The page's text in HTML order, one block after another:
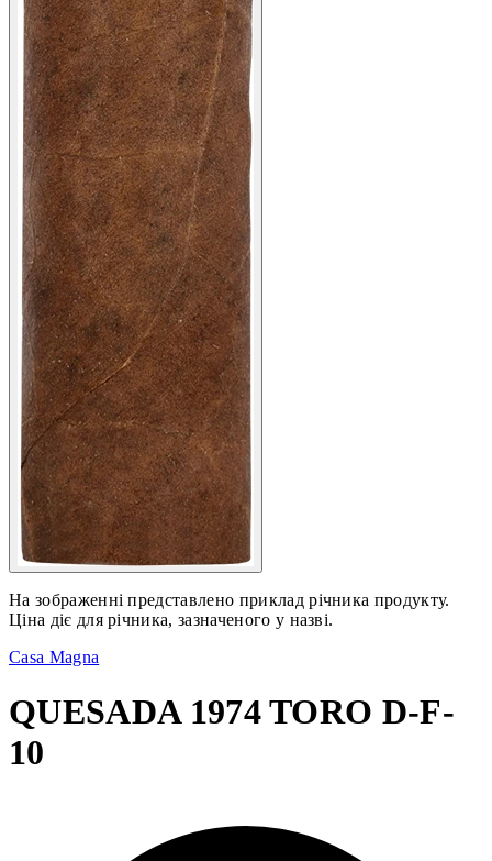
На зображенні представлено приклад річника продукту.
Ціна діє для річника, зазначеного у назві.
Casa Magna
QUESADA 1974 TORO D-F-
10